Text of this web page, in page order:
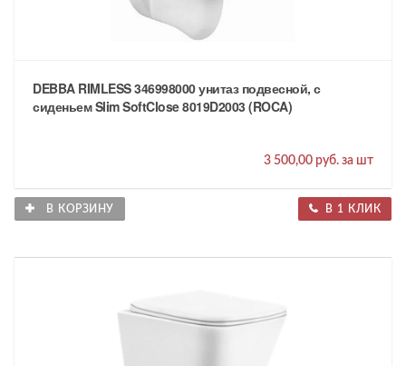
DEBBA RIMLESS 346998000 унитаз подвесной, с
сиденьем Slim SoftClose 8019D2003 (ROCA)
3 500,00 руб. за шт
В КОРЗИНУ В 1 КЛИК